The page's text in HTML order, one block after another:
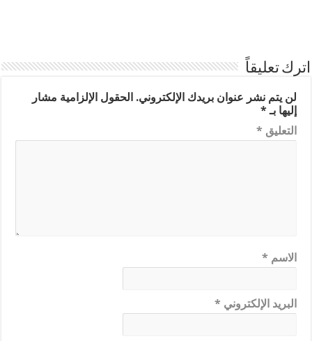
اترك تعليقاً
لن يتم نشر عنوان بريدك الإلكتروني. الحقول الإلزامية مشار
إليها بـ*
التعليق *
الاسم *
البريد الإلكتروني *